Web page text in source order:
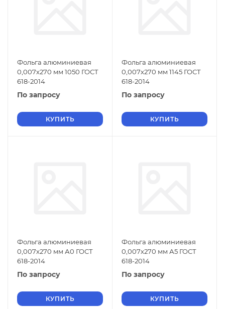
Фольга алюминиевая
0,007х270 мм 1050 ГОСТ
618-2014
По запросу
КУПИТЬ
Фольга алюминиевая
0,007х270 мм 1145 ГОСТ
618-2014
По запросу
КУПИТЬ
Фольга алюминиевая
0,007х270 мм А0 ГОСТ
618-2014
По запросу
КУПИТЬ
Фольга алюминиевая
0,007х270 мм А5 ГОСТ
618-2014
По запросу
КУПИТЬ